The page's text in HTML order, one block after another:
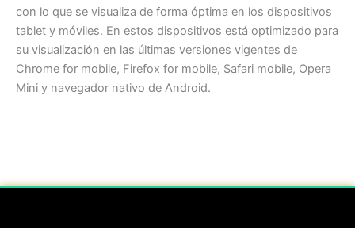
con lo que se visualiza de forma óptima en los dispositivos
tablet y móviles. En estos dispositivos está optimizado para
su visualización en las últimas versiones vigentes de
Chrome for mobile, Firefox for mobile, Safari mobile, Opera
Mini y navegador nativo de Android.